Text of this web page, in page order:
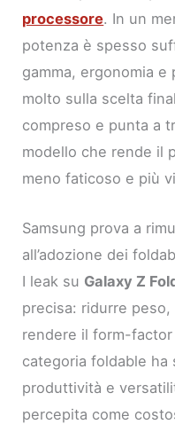
processore. In un
potenza è spesso
gamma, ergonomia
molto sulla scelta
compreso e punta a
modello che rende il
meno faticoso e più
Samsung prova a
all’adozione dei
I leak su Galaxy Z
precisa: ridurre
rendere il form-
categoria foldable ha
produttività e
percepita come